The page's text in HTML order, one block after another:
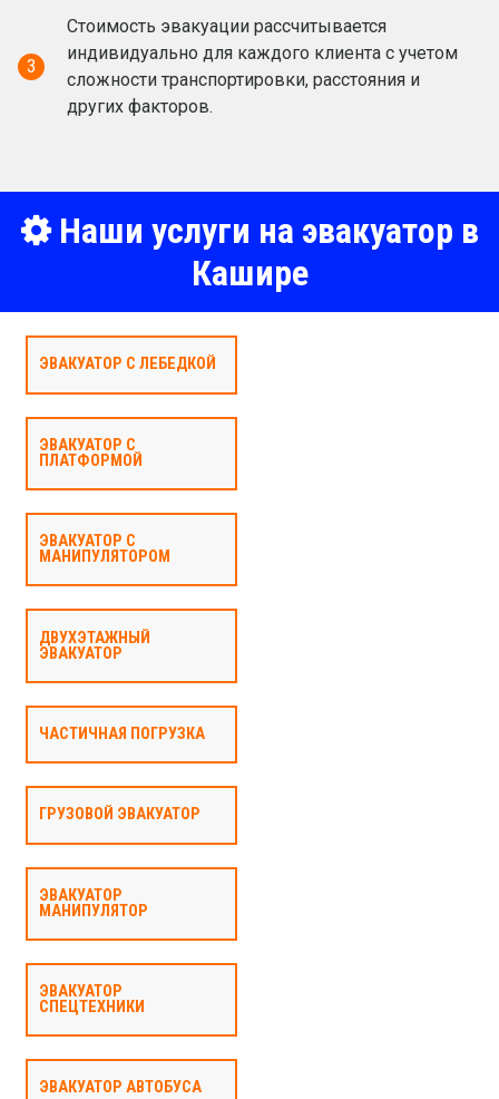
3
Стоимость эвакуации рассчитывается
индивидуально для каждого клиента с учетом
сложности транспортировки, расстояния и
других факторов.
Наши услуги на эвакуатор в
Кашире
ЭВАКУАТОР С ЛЕБЕДКОЙ
ЭВАКУАТОР С
ПЛАТФОРМОЙ
ЭВАКУАТОР С
МАНИПУЛЯТОРОМ
ДВУХЭТАЖНЫЙ
ЭВАКУАТОР
ЧАСТИЧНАЯ ПОГРУЗКА
ГРУЗОВОЙ ЭВАКУАТОР
ЭВАКУАТОР
МАНИПУЛЯТОР
ЭВАКУАТОР
СПЕЦТЕХНИКИ
ЭВАКУАТОР АВТОБУСА